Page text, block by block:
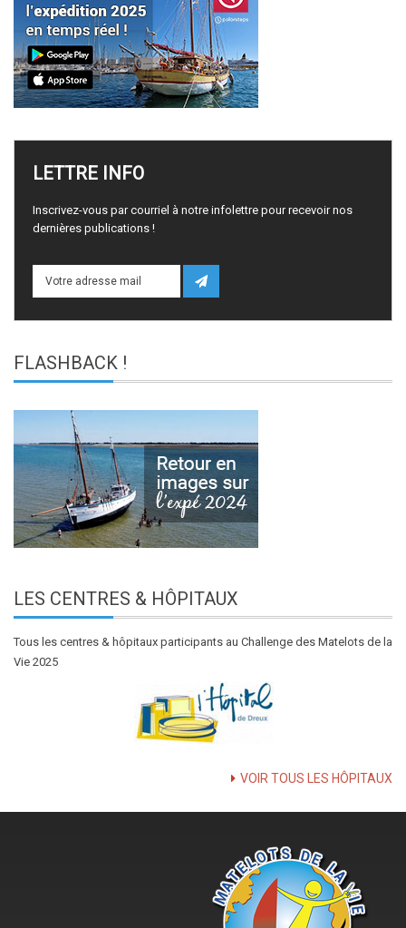
LETTRE INFO
Inscrivez-vous par courriel à notre infolettre pour recevoir nos
dernières publications !
FLASHBACK !
LES CENTRES & HÔPITAUX
Tous les centres & hôpitaux participants au Challenge des Matelots de la
Vie 2025
VOIR TOUS LES HÔPITAUX